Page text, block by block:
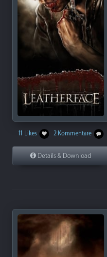
11 Likes 2 Kommentare
Details & Download